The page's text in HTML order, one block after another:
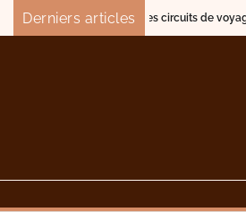
SkipDerniers articles
Les circuits de voyage de l’Inde à ne pas